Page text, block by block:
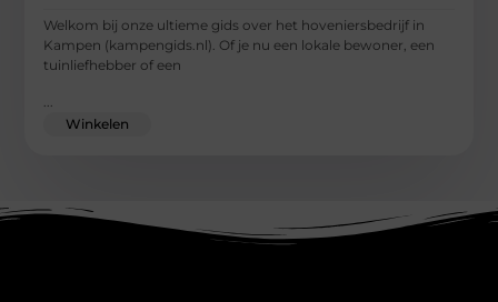
Welkom bij onze ultieme gids over het hoveniersbedrijf in
Kampen (kampengids.nl). Of je nu een lokale bewoner, een
tuinliefhebber of een
Winkelen